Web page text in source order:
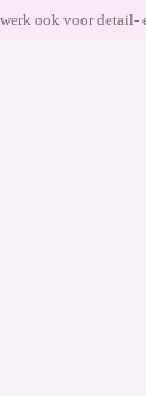
ook voor detail-